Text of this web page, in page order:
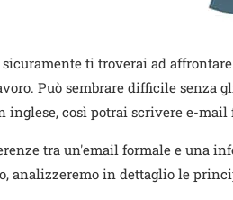
ti troverai ad
Può sembrare difficile
inglese, così potrai scrivere e-
tra un'email formale e una
analizzeremo in dettaglio le